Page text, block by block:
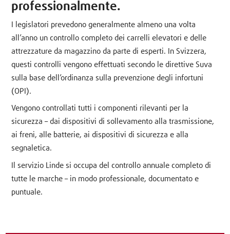
professionalmente.
I legislatori prevedono generalmente almeno una volta
all’anno un controllo completo dei carrelli elevatori e delle
attrezzature da magazzino da parte di esperti. In Svizzera,
questi controlli vengono effettuati secondo le direttive Suva
sulla base dell’ordinanza sulla prevenzione degli infortuni
(OPI).
Vengono controllati tutti i componenti rilevanti per la
sicurezza – dai dispositivi di sollevamento alla trasmissione,
ai freni, alle batterie, ai dispositivi di sicurezza e alla
segnaletica.
Il servizio Linde si occupa del controllo annuale completo di
tutte le marche – in modo professionale, documentato e
puntuale.